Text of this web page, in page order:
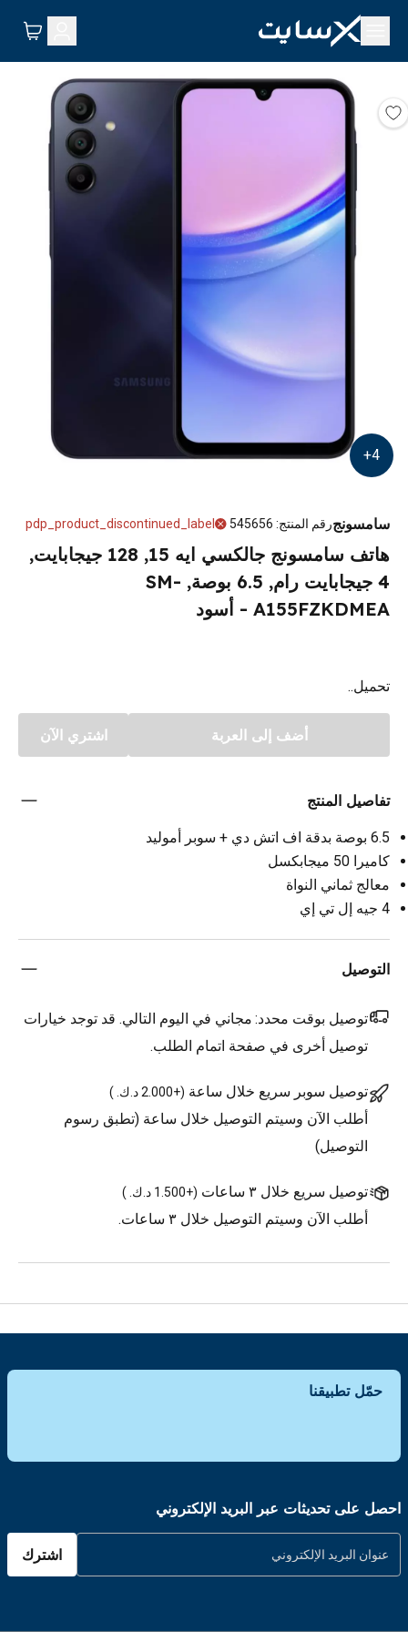
4
+
سامسونجرقم المنتج:
545656
pdp_product_discontinued_label
هاتف سامسونج جالكسي ايه 15, 128 جيجابايت,
4 جيجابايت رام, 6.5 بوصة, SM-
A155FZKDMEA - أسود
تحميل..
أضف إلى العربة اشتري الآن
تفاصيل المنتج
6.5 بوصة بدقة اف اتش دي + سوبر أموليد
كاميرا 50 ميجابكسل
معالج ثماني النواة
4 جيه إل تي إي
التوصيل
توصيل بوقت محدد: مجاني في اليوم التالي. قد توجد خيارات
توصيل أخرى في صفحة اتمام الطلب.
توصيل سوبر سريع خلال ساعة (+2.000 د.ك. )
أطلب الآن وسيتم التوصيل خلال ساعة (تطبق رسوم
التوصيل)
توصيل سريع خلال ٣ ساعات (+1.500 د.ك. )
أطلب الآن وسيتم التوصيل خلال ٣ ساعات.
حمّل تطبيقنا
احصل على تحديثات عبر البريد الإلكتروني
اشترك